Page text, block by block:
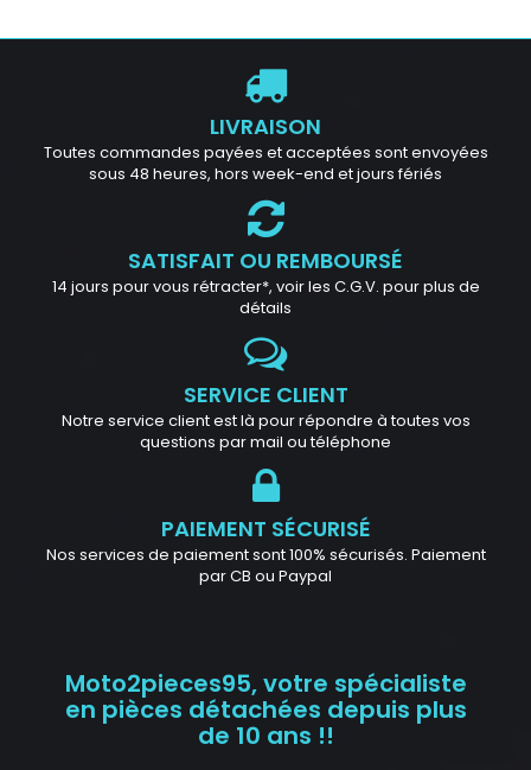
LIVRAISON
Toutes commandes payées et acceptées sont envoyées
sous 48 heures, hors week-end et jours fériés
SATISFAIT OU REMBOURSÉ
14 jours pour vous rétracter*, voir les C.G.V. pour plus de
détails
SERVICE CLIENT
Notre service client est là pour répondre à toutes vos
questions par mail ou téléphone
PAIEMENT SÉCURISÉ
Nos services de paiement sont 100% sécurisés. Paiement
par CB ou Paypal
Moto2pieces95, votre spécialiste
en pièces détachées depuis plus
de 10 ans !!